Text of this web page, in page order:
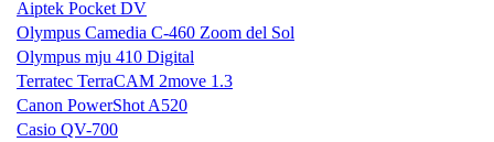
Aiptek Pocket DV
Olympus Camedia C-460 Zoom del Sol
Olympus mju 410 Digital
Terratec TerraCAM 2move 1.3
Canon PowerShot A520
Casio QV-700